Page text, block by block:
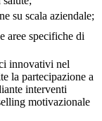
su scala aziendale;
aree specifiche di
innovativi nel
la partecipazione a
interventi
motivazionale